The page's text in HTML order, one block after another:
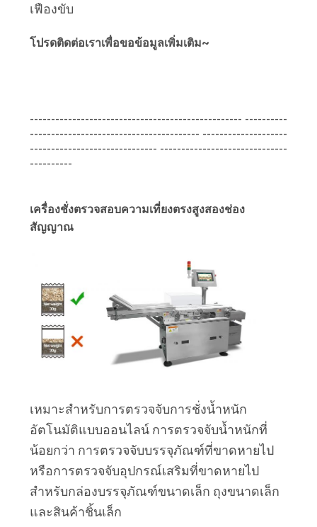
เฟืองขับ
โปรดติดต่อเราเพื่อขอข้อมูลเพิ่มเติม~
-------------------------------------------------- ----------
---------------------------------------- --------------------
------------------------------ ------------------------------
----------
เครื่องชั่งตรวจสอบความเที่ยงตรงสูงสองช่อง
สัญญาณ
เหมาะสำหรับการตรวจจับการชั่งน้ำหนัก
อัตโนมัติแบบออนไลน์ การตรวจจับน้ำหนักที่
น้อยกว่า การตรวจจับบรรจุภัณฑ์ที่ขาดหายไป
หรือการตรวจจับอุปกรณ์เสริมที่ขาดหายไป
สำหรับกล่องบรรจุภัณฑ์ขนาดเล็ก ถุงขนาดเล็ก
และสินค้าชิ้นเล็ก